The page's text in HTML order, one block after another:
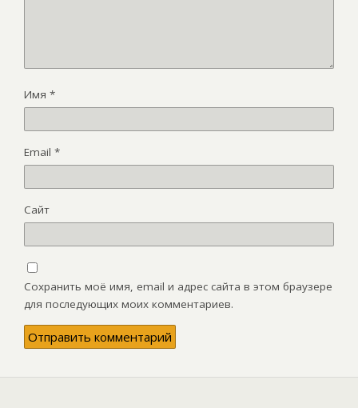
Имя *
Email *
Сайт
Сохранить моё имя, email и адрес сайта в этом браузере
для последующих моих комментариев.